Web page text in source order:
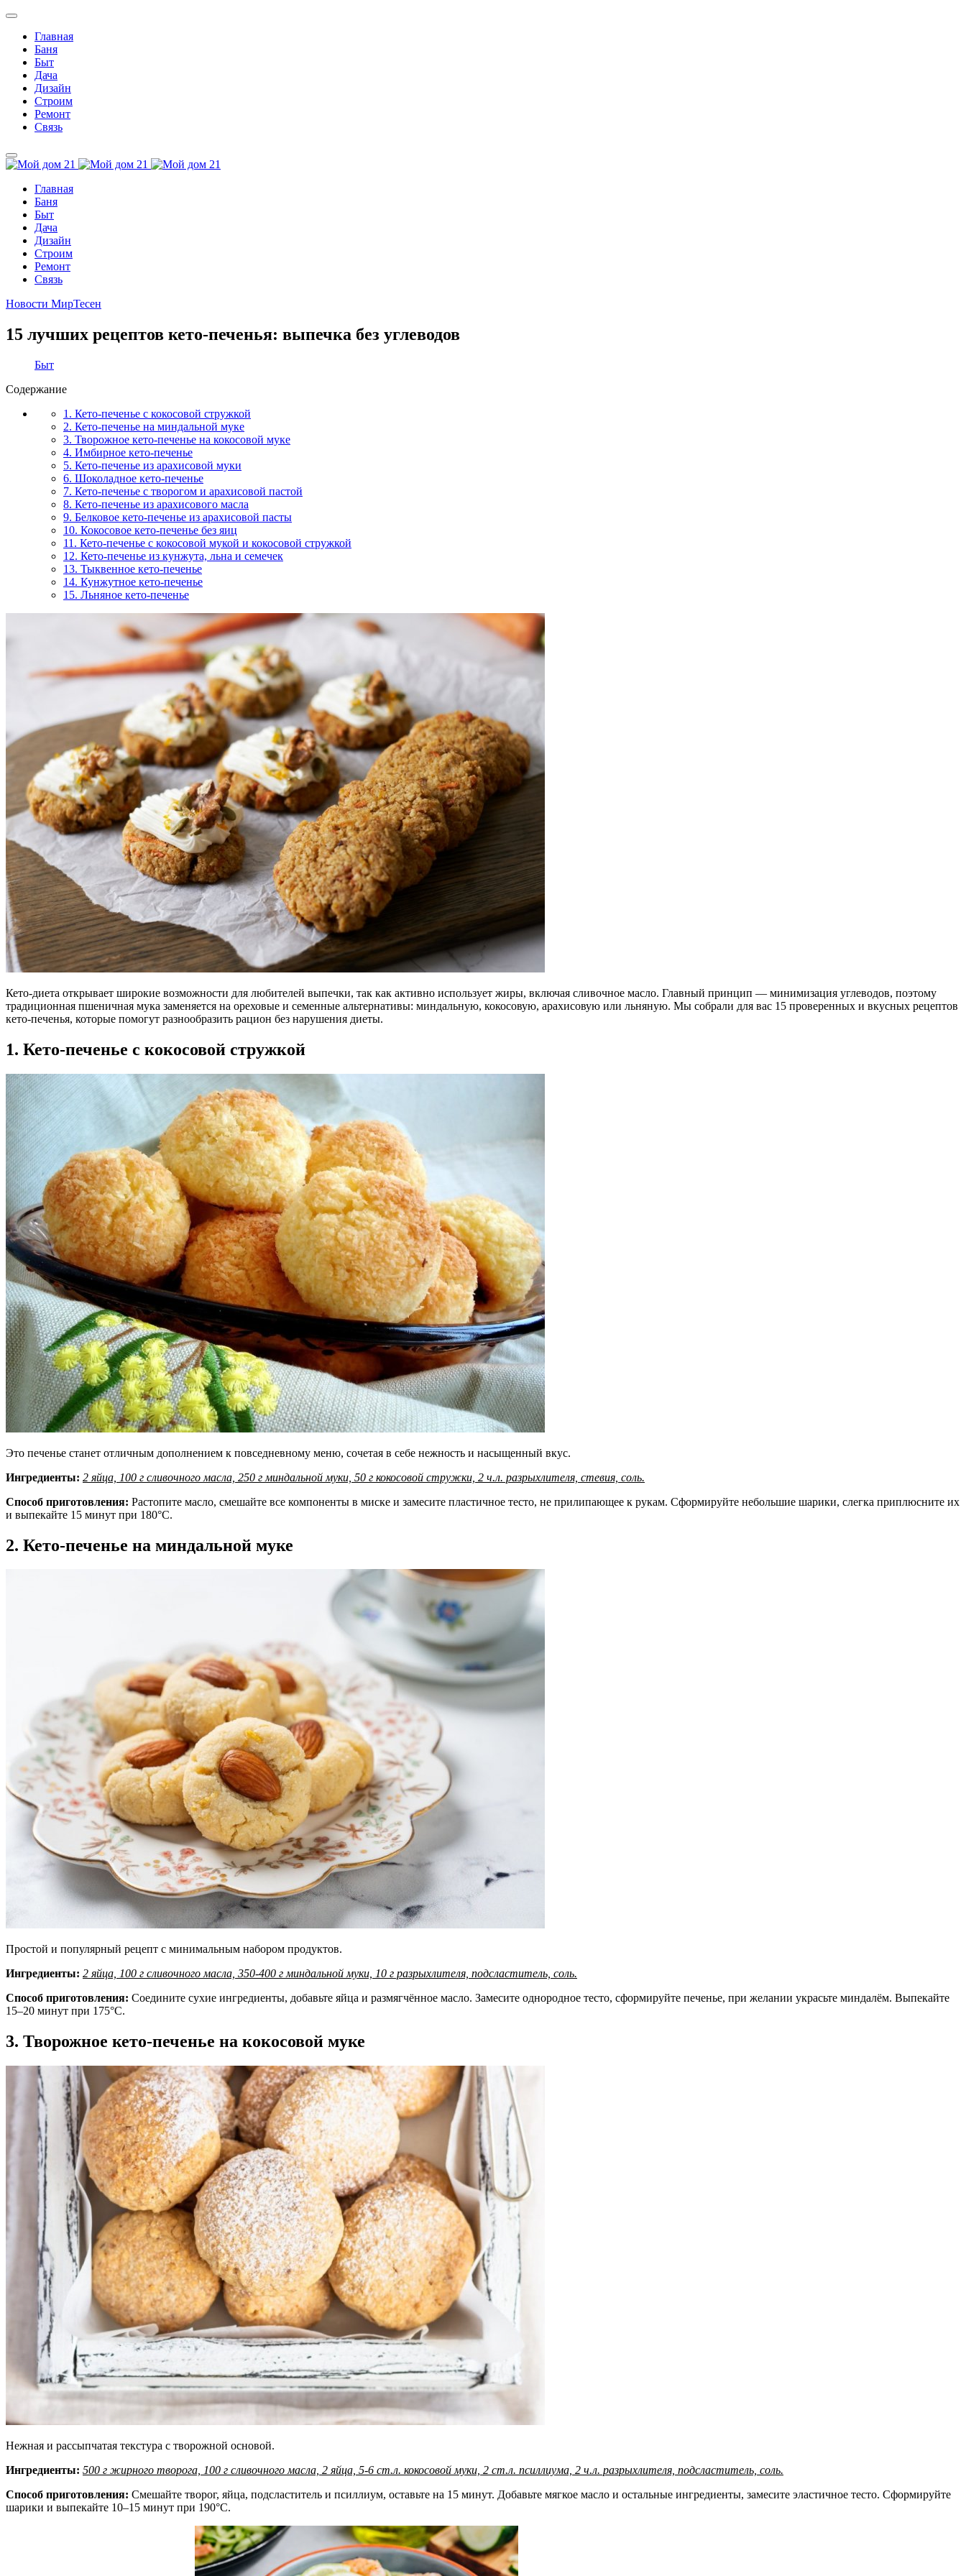
Главная
Баня
Быт
Дача
Дизайн
Строим
Ремонт
Связь
Главная
Баня
Быт
Дача
Дизайн
Строим
Ремонт
Связь
Новости МирТесен
15 лучших рецептов кето-печенья: выпечка без углеводов
Быт
Содержание
1. Кето-печенье с кокосовой стружкой
2. Кето-печенье на миндальной муке
3. Творожное кето-печенье на кокосовой муке
4. Имбирное кето-печенье
5. Кето-печенье из арахисовой муки
6. Шоколадное кето-печенье
7. Кето-печенье с творогом и арахисовой пастой
8. Кето-печенье из арахисового масла
9. Белковое кето-печенье из арахисовой пасты
10. Кокосовое кето-печенье без яиц
11. Кето-печенье с кокосовой мукой и кокосовой стружкой
12. Кето-печенье из кунжута, льна и семечек
13. Тыквенное кето-печенье
14. Кунжутное кето-печенье
15. Льняное кето-печенье
Кето-диета открывает широкие возможности для любителей выпечки, так как активно использует жиры, включая сливочное масло. Главный принцип — минимизация углеводов, поэтому
традиционная пшеничная мука заменяется на ореховые и семенные альтернативы: миндальную, кокосовую, арахисовую или льняную. Мы собрали для вас 15 проверенных и вкусных рецептов
кето-печенья, которые помогут разнообразить рацион без нарушения диеты.
1. Кето-печенье с кокосовой стружкой
Это печенье станет отличным дополнением к повседневному меню, сочетая в себе нежность и насыщенный вкус.
Ингредиенты: 2 яйца, 100 г сливочного масла, 250 г миндальной муки, 50 г кокосовой стружки, 2 ч.л. разрыхлителя, стевия, соль.
Способ приготовления: Растопите масло, смешайте все компоненты в миске и замесите пластичное тесто, не прилипающее к рукам. Сформируйте небольшие шарики, слегка приплюсните их
и выпекайте 15 минут при 180°C.
2. Кето-печенье на миндальной муке
Простой и популярный рецепт с минимальным набором продуктов.
Ингредиенты: 2 яйца, 100 г сливочного масла, 350-400 г миндальной муки, 10 г разрыхлителя, подсластитель, соль.
Способ приготовления: Соедините сухие ингредиенты, добавьте яйца и размягчённое масло. Замесите однородное тесто, сформируйте печенье, при желании украсьте миндалём. Выпекайте
15–20 минут при 175°C.
3. Творожное кето-печенье на кокосовой муке
Нежная и рассыпчатая текстура с творожной основой.
Ингредиенты: 500 г жирного творога, 100 г сливочного масла, 2 яйца, 5-6 ст.л. кокосовой муки, 2 ст.л. псиллиума, 2 ч.л. разрыхлителя, подсластитель, соль.
Способ приготовления: Смешайте творог, яйца, подсластитель и псиллиум, оставьте на 15 минут. Добавьте мягкое масло и остальные ингредиенты, замесите эластичное тесто. Сформируйте
шарики и выпекайте 10–15 минут при 190°C.